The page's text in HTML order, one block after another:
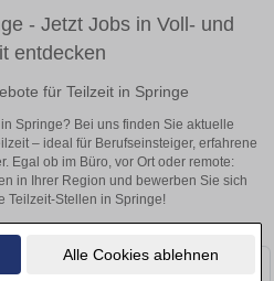
Alle Cookies ablehnen
- Jetzt Jobs in Voll- und
entdecken
für Teilzeit in Springe
Springe? Bei uns finden Sie aktuelle
– ideal für Berufseinsteiger, erfahrene
Egal ob im Büro, vor Ort oder remote:
in Ihrer Region und bewerben Sie sich
Teilzeit-Stellen in Springe!